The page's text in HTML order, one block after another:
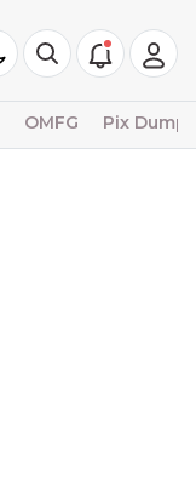
OMFG Pix Dump